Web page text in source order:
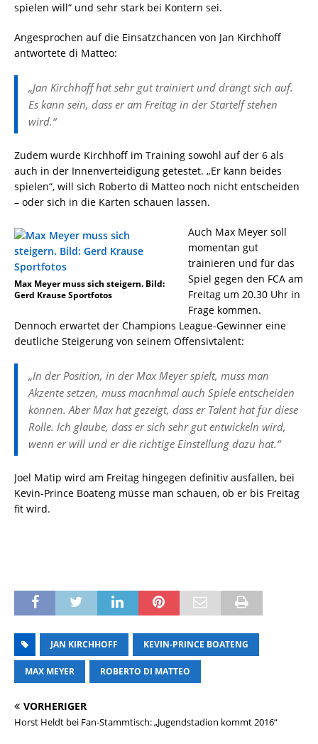
spielen will“ und sehr stark bei Kontern sei.
Angesprochen auf die Einsatzchancen von Jan Kirchhoff
antwortete di Matteo:
„Jan Kirchhoff hat sehr gut trainiert und drängt sich auf.
Es kann sein, dass er am Freitag in der Startelf stehen
wird.“
Zudem wurde Kirchhoff im Training sowohl auf der 6 als
auch in der Innenverteidigung getestet. „Er kann beides
spielen“, will sich Roberto di Matteo noch nicht entscheiden
– oder sich in die Karten schauen lassen.
Max Meyer muss sich steigern. Bild:
Gerd Krause Sportfotos
Auch Max Meyer soll
momentan gut
trainieren und für das
Spiel gegen den FCA am
Freitag um 20.30 Uhr in
Frage kommen.
Dennoch erwartet der Champions League-Gewinner eine
deutliche Steigerung von seinem Offensivtalent:
„In der Position, in der Max Meyer spielt, muss man
Akzente setzen, muss macnhmal auch Spiele entscheiden
können. Aber Max hat gezeigt, dass er Talent hat für diese
Rolle. Ich glaube, dass er sich sehr gut entwickeln wird,
wenn er will und er die richtige Einstellung dazu hat.“
Joel Matip wird am Freitag hingegen definitiv ausfallen, bei
Kevin-Prince Boateng müsse man schauen, ob er bis Freitag
fit wird.
JAN KIRCHHOFF KEVIN-PRINCE BOATENG
MAX MEYER ROBERTO DI MATTEO
VORHERIGER
Horst Heldt bei Fan-Stammtisch: „Jugendstadion kommt 2016“